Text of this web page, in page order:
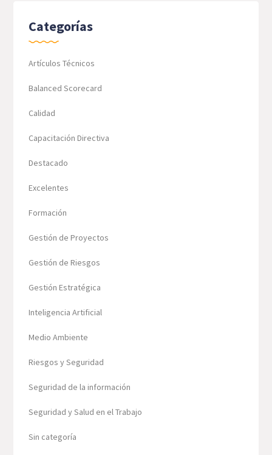
Categorías
Artículos Técnicos
Balanced Scorecard
Calidad
Capacitación Directiva
Destacado
Excelentes
Formación
Gestión de Proyectos
Gestión de Riesgos
Gestión Estratégica
Inteligencia Artificial
Medio Ambiente
Riesgos y Seguridad
Seguridad de la información
Seguridad y Salud en el Trabajo
Sin categoría